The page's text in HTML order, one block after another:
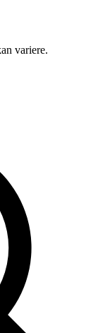
variere.